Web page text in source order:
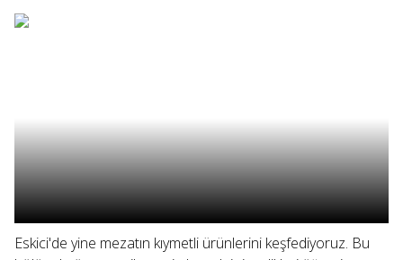
Eskici'de yine mezatın kıymetli ürünlerini keşfediyoruz. Bu